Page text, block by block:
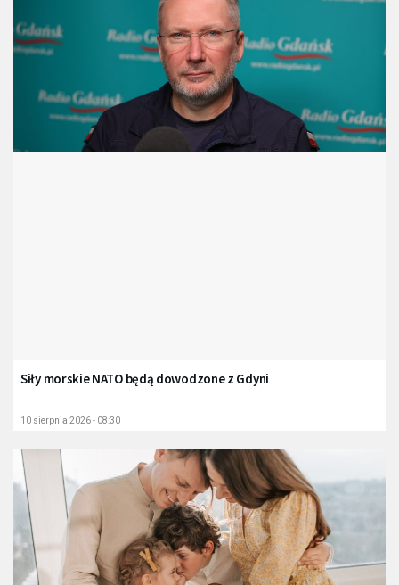
Siły morskie NATO będą dowodzone z Gdyni
10 sierpnia 2026 - 08:30